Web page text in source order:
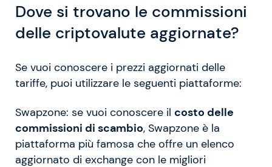
Dove si trovano le commissioni
delle criptovalute aggiornate?
Se vuoi conoscere i prezzi aggiornati delle
tariffe, puoi utilizzare le seguenti piattaforme:
Swapzone: se vuoi conoscere il costo delle
commissioni di scambio, Swapzone è la
piattaforma più famosa che offre un elenco
aggiornato di exchange con le migliori